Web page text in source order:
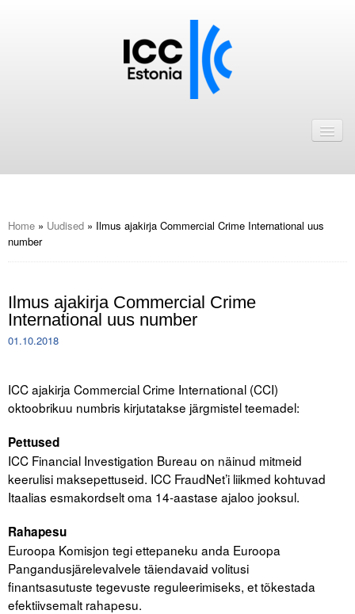
ICC Eesti liikmebaas
Kalender
Tegevused
Arvamus
Viidad
ICC komisjonid
Digiraamatukogu
Home » Uudised » Ilmus ajakirja Commercial Crime International uus
number
Ilmus ajakirja Commercial Crime
International uus number
01.10.2018
ICC ajakirja Commercial Crime International (CCI)
oktoobrikuu numbris kirjutatakse järgmistel teemadel:
Pettused
ICC Financial Investigation Bureau on näinud mitmeid
keerulisi maksepettuseid. ICC FraudNet’i liikmed kohtuvad
Itaalias esmakordselt oma 14-aastase ajaloo jooksul.
Rahapesu
Euroopa Komisjon tegi ettepaneku anda Euroopa
Pangandusjärelevalvele täiendavaid volitusi
finantsasutuste tegevuste reguleerimiseks, et tõkestada
efektiivsemalt rahapesu.